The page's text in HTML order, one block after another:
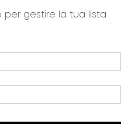
gestire la tua lista